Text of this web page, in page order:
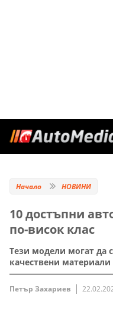
Начало НОВИНИ
10 достъпни
по-висок клас
Тези модели могат да
качествени материали
Петър Захариев